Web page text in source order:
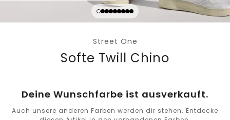
Street One
Softe Twill Chino
Deine Wunschfarbe ist ausverkauft.
Auch unsere anderen Farben werden dir stehen. Entdecke